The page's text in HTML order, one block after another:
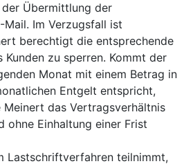
Übermittlung der
Im Verzugsfall ist
berechtigt die entsprechende
Kunden zu sperren. Kommt der
Monat mit einem Betrag in
Entgelt entspricht,
Meinert das Vertragsverhältnis
ohne Einhaltung einer Frist
Lastschriftverfahren teilnimmt,